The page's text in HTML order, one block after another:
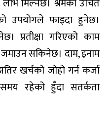
लाभ मिल्नेछ। श्रमको उचित
उपयोगले फाइदा हुनेछ।
प्रतीक्षा गरिएको काम
जमाउन सकिनेछ। दाम, इनाम
खर्चको जोहो गर्न कर्जा
समय रहेको हुँदा सतर्कता